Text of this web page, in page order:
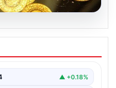
Nisan 2026: Altın
oldu?
▲ +0.18%